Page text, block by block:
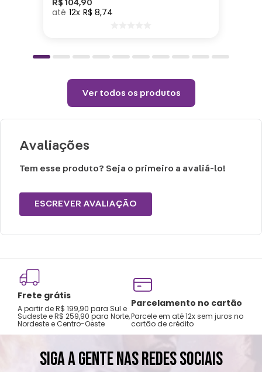
Cuidados e recomendações de uso:
Permitido uso de centrifuga e máquina
Temperatura máxima de lavagem 40°.
Não limpar a seco.
R$ 104,90
12 R$ 8,74
Ver todos os produtos
Avaliações
Tem esse produto? Seja o primeiro a avaliá-lo!
ESCREVER AVALIAÇÃO
Frete grátis
A partir de R$ 199,90 para Sul e
Sudeste e R$ 259,90 para Norte,
Nordeste e Centro-Oeste
Parcelamento no cartão
Parcele em até 12x sem juros no
cartão de crédito
SIGA A GENTE NAS REDES SOCIAIS